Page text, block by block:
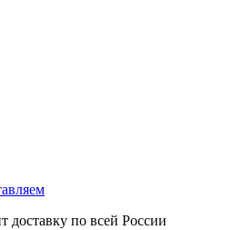
доставку по всей России